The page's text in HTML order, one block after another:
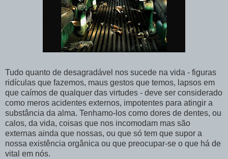
Tudo quanto de desagradável nos sucede na vida - figuras
ridículas que fazemos, maus gestos que temos, lapsos em
que caímos de qualquer das virtudes - deve ser considerado
como meros acidentes externos, impotentes para atingir a
substância da alma. Tenhamo-los como dores de dentes, ou
calos, da vida, coisas que nos incomodam mas são
externas ainda que nossas, ou que só tem que supor a
nossa existência orgânica ou que preocupar-se o que há de
vital em nós.